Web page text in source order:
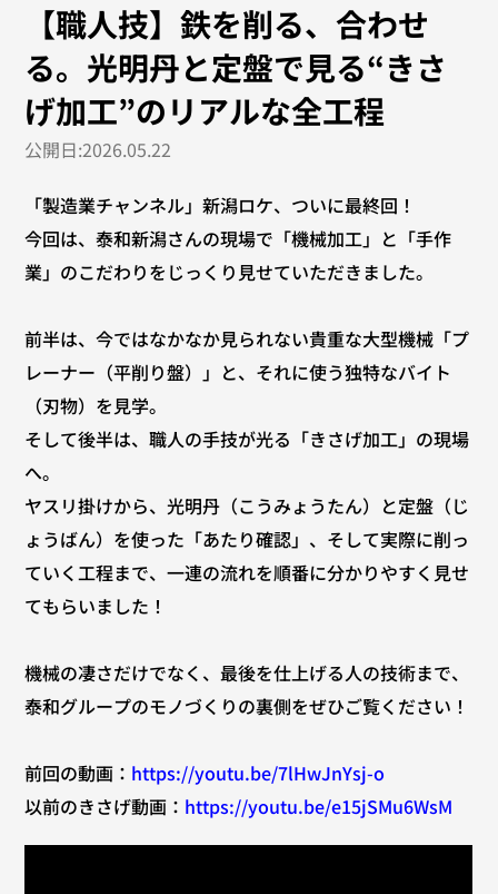
【職人技】鉄を削る、合わせ
る。光明丹と定盤で見る“きさ
げ加工”のリアルな全工程
公開日:2026.05.22
「製造業チャンネル」新潟ロケ、ついに最終回！
今回は、泰和新潟さんの現場で「機械加工」と「手作
業」のこだわりをじっくり見せていただきました。
前半は、今ではなかなか見られない貴重な大型機械「プ
レーナー（平削り盤）」と、それに使う独特なバイト
（刃物）を見学。
そして後半は、職人の手技が光る「きさげ加工」の現場
へ。
ヤスリ掛けから、光明丹（こうみょうたん）と定盤（じ
ょうばん）を使った「あたり確認」、そして実際に削っ
ていく工程まで、一連の流れを順番に分かりやすく見せ
てもらいました！
機械の凄さだけでなく、最後を仕上げる人の技術まで、
泰和グループのモノづくりの裏側をぜひご覧ください！
前回の動画： https://youtu.be/7lHwJnYsj-o
以前のきさげ動画： https://youtu.be/e15jSMu6WsM